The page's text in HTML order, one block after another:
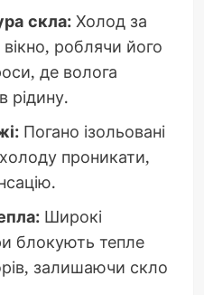
скла:Холод за
роблячи його
де волога
рідину.
Погано ізольовані
проникати,
Широкі
блокують тепле
залишаючи скло